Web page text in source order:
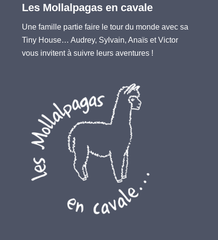
Les Mollalpagas en cavale
Une famille partie faire le tour du monde avec sa
Tiny House… Audrey, Sylvain, Anaïs et Victor
vous invitent à suivre leurs aventures !